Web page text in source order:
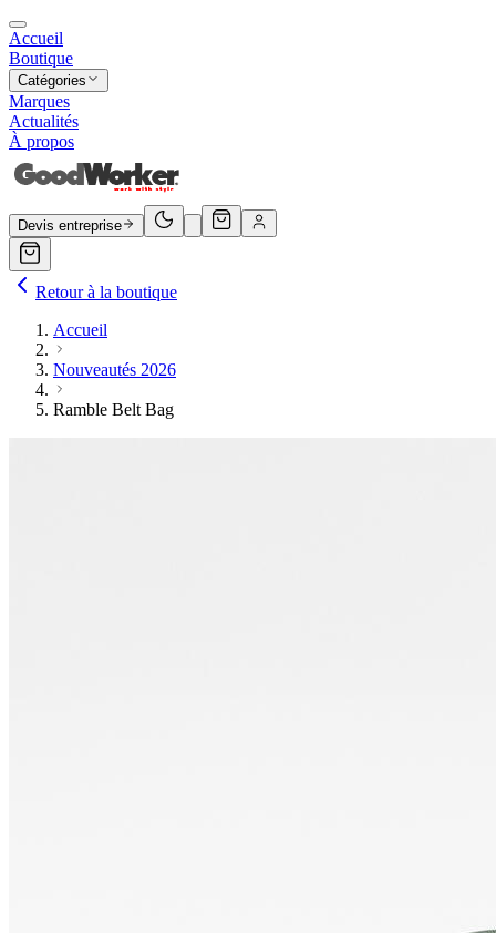
Accueil
Boutique
Catégories
Marques
Actualités
À propos
Devis entreprise
Retour à la boutique
Accueil
Nouveautés 2026
Ramble Belt Bag